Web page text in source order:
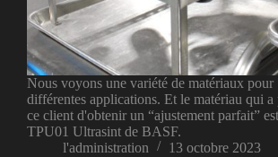
Nous voyons une variété de matériaux pour
différentes applications. Et le matériau qui a
ce client d'obtenir un “ajustement parfait”
TPU01 Ultrasint de BASF.
l'administration
13 octobre 2023